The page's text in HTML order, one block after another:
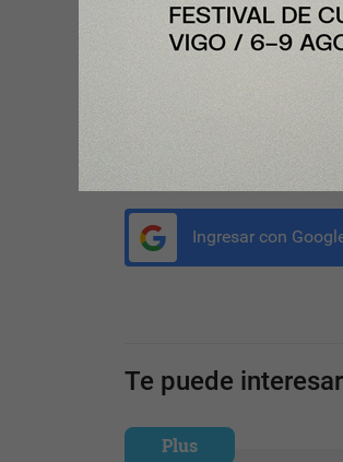
Compartir
Tu opinión
Ingresar con
Te puede
Plus